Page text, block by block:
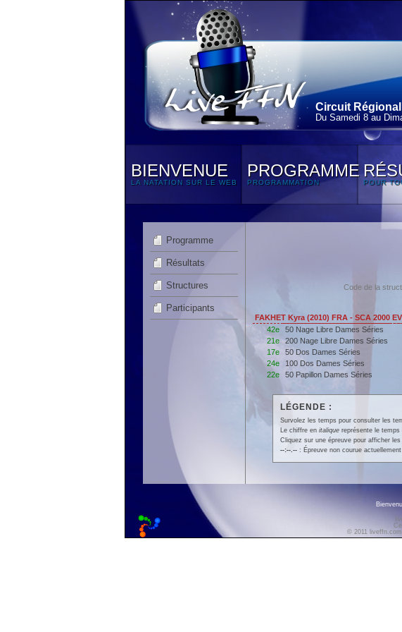
Circuit Régional
Du Samedi 8 au
BIENVENUE
LA NATATION SUR LE WEB
PROGRAMME
PROGRAMMATION POUR
Programme
Résultats
Structures
Participants
Code de la
FAKHET Kyra (2010) FRA - SCA 2000
42e
50 Nage Libre Dames Séries
21e 200 Nage Libre Dames Séries
17e 50 Dos Dames Séries
24e 100 Dos Dames Séries
22e 50 Papillon Dames Séries
LÉGENDE :
Survolez les temps pour consulter les
Le chiffre en italiquereprésente le temps
Cliquez sur une épreuve pour afficher
--:--.--: Épreuve non courue actuellement
© 2011